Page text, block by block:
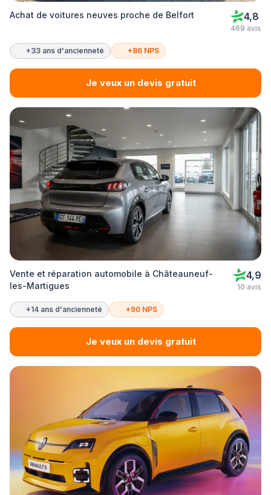
Achat de voitures neuves proche de Belfort 4,8
469 avis
+33 ans d'ancienneté +86 NPS
Je veux un devis gratuit
Vente et réparation automobile à Châteauneuf-
les-Martigues
4,9
10 avis
+14 ans d'ancienneté +90 NPS
Je veux un devis gratuit